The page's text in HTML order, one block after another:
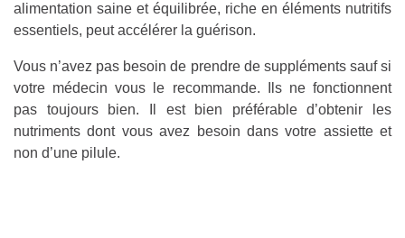
alimentation saine et équilibrée, riche en éléments nutritifs
essentiels, peut accélérer la guérison.
Vous n’avez pas besoin de prendre de suppléments sauf si
votre médecin vous le recommande. Ils ne fonctionnent
pas toujours bien. Il est bien préférable d’obtenir les
nutriments dont vous avez besoin dans votre assiette et
non d’une pilule.